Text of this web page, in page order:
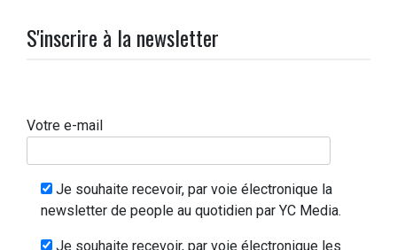
S'inscrire à la newsletter
Votre e-mail
Je souhaite recevoir, par voie électronique la
newsletter de people au quotidien par YC Media.
Je souhaite recevoir, par voie électronique les